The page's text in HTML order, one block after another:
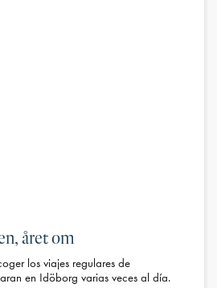
året om
los viajes regulares de
en Idöborg varias veces al día.